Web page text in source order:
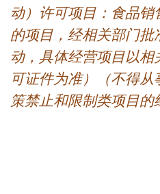
动）许可项目：食品销
的项目，经相关部门批
动，具体经营项目以相
可证件为准）（不得
策禁止和限制类项目的